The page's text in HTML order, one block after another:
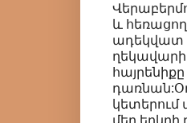
և
ադեկվատ
ղեկավարի
կետերում
մեր